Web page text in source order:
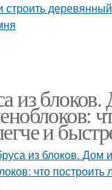
из блоков.
и